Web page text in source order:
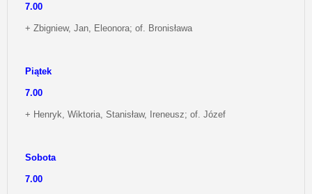
7.00
+ Zbigniew, Jan, Eleonora; of. Bronisława
Piątek
7.00
+ Henryk, Wiktoria, Stanisław, Ireneusz; of. Józef
Sobota
7.00